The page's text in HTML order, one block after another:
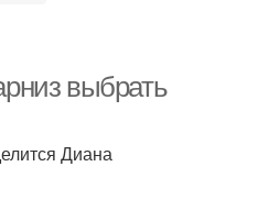
выбрать
Диана